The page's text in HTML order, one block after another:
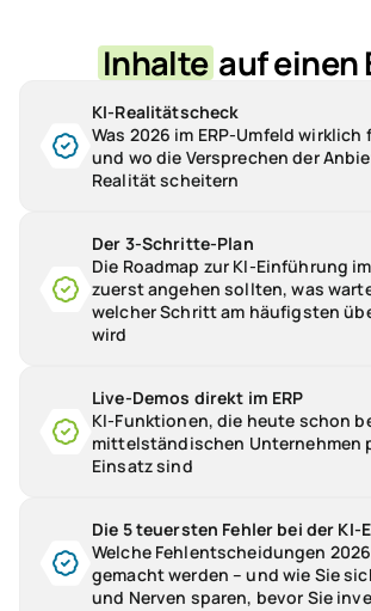
Inhalteauf einen
KI-Realitätscheck
Was 2026 im ERP-Umfeld
und wo die Versprechen der
Realität scheitern
Der 3-Schritte-Plan
Die Roadmap zur KI-Einführung im
zuerst angehen sollten, was
welcher Schritt am häufigsten
wird
Live-Demos direkt im ERP
KI-Funktionen, die heute schon
mittelständischen Unternehmen
Einsatz sind
Die 5 teuersten Fehler bei der KI-
Welche Fehlentscheidungen
gemacht werden – und wie Sie
und Nerven sparen, bevor Sie